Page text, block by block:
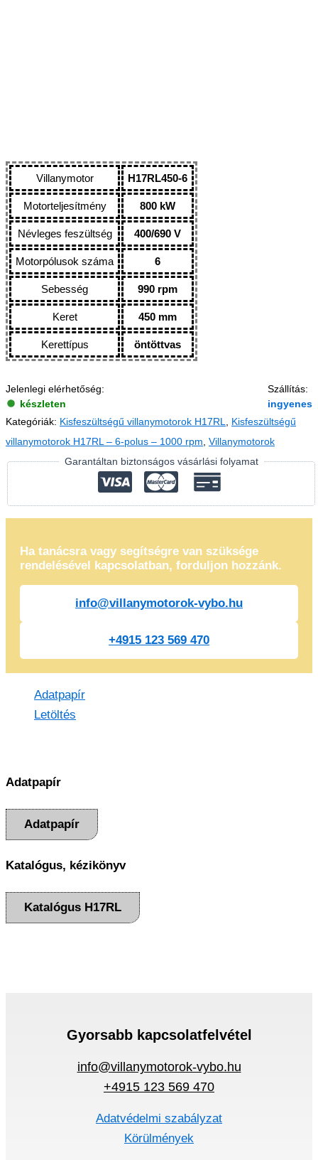
Villanymotor H17RL450-6
Motorteljesítmény 800 kW
Névleges feszültség 400/690 V
Motorpólusok száma 6
Sebesség 990 rpm
Keret 450 mm
Kerettípus öntöttvas
Jelenlegi elérhetőség:
készleten
Szállítás:
ingyenes
Kategóriák: Kisfeszültségű villanymotorok H17RL
Kisfeszültségű
villanymotorok H17RL – 6-polus – 1000 rpm Villanymotorok
Garantáltan biztonságos vásárlási folyamat
Ha tanácsra vagy segítségre van szüksége
rendelésével kapcsolatban, forduljon hozzánk.
info@villanymotorok-vybo.hu
+4915 123 569 470
Adatpapír
Letöltés
Adatpapír
Adatpapír
Katalógus, kézikönyv
Katalógus H17RL
Gyorsabb kapcsolatfelvétel
info@villanymotorok-vybo.hu
+4915 123 569 470
Adatvédelmi szabályzat
Körülmények